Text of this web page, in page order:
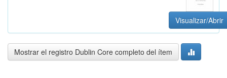
Visualizar/Abrir
Mostrar el registro Dublin Core completo del ítem